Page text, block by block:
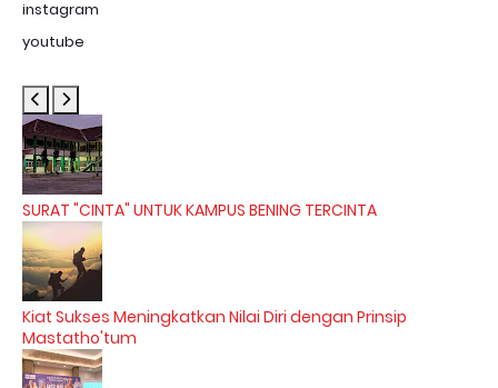
instagram
youtube
SURAT "CINTA" UNTUK KAMPUS BENING TERCINTA
Kiat Sukses Meningkatkan Nilai Diri dengan Prinsip
Mastatho'tum